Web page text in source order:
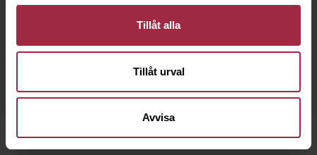
Tillåt alla
Tillåt urval
Avvisa